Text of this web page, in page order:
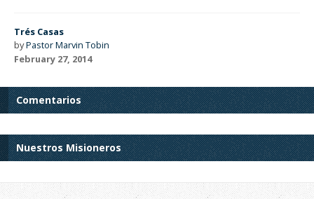
Trés Casas
byPastor Marvin Tobin
February 27, 2014
Comentarios
Nuestros Misioneros